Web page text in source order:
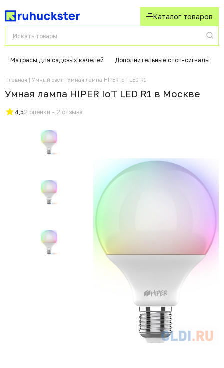
Каталог товаров
Матрасы для садовых качелей Дополнительные стоп-сигналы
Главная Умный свет Умная лампа HIPER IoT LED R1
Умная лампа HIPER IoT LED R1 в Москвe
4,52 оценки - 2 отзыва